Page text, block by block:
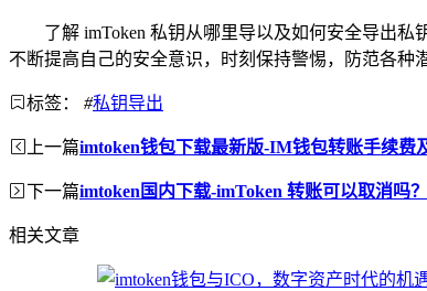
了解 imToken 私钥从哪里导以及如何安全导出
不断提高自己的安全意识，时刻保持警惕，防范各种
标签： #私钥导出
上一篇imtoken钱包下载最新版-IM钱包转账手续费
下一篇imtoken国内下载-imToken 转账可以取消吗
相关文章